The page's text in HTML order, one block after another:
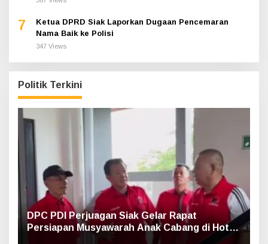
7
Ketua DPRD Siak Laporkan Dugaan Pencemaran
Nama Baik ke Polisi
347 Views
Politik Terkini
DPC PDI Perjuagan Siak Gelar Rapat
Persiapan Musyawarah Anak Cabang di Hotel